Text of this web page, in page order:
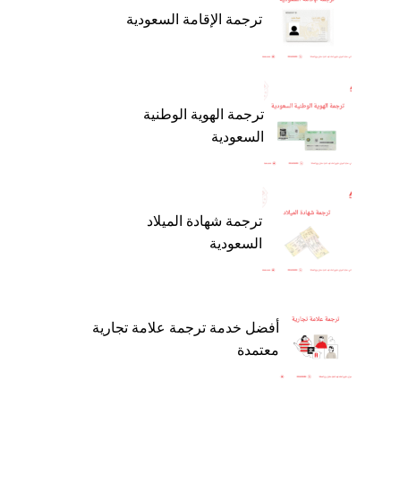
ترجمة الإقامة السعودية
ترجمة الهوية الوطنية
السعودية
ترجمة شهادة الميلاد
السعودية
أفضل خدمة ترجمة علامة تجارية
معتمدة